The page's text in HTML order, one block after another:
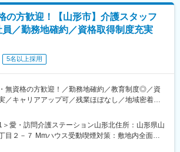
気です。
の専門看護師や認定看護師が所属しているため、
ェビナーなどで特殊な障がい・症状に対するケア
ができます。
社の定める業務
魅力】
を用意しているため職種未経験＆技術的な知識が
立ち上りが可能となっております。
ラスの調剤システムやIoT製品を扱っており、業務
技術に触れることが可能です。
前提の採用です。就業態度に問題がなければ原則
界トップクラスシェアを誇る優良企業の正社員と
可能です。（登用率98%、試験ノルマなし）
献：
に注力しており、これまで人の手でアナログに行わ
の方歓迎！【山形市】介護スタッフ
／勤務地確約／資格取得制度充実
5名以上採用
・無資格の方歓迎！／勤務地確約／教育制度◎／資
／キャリアアップ可／残業ほぼなし／地域密着型
験を積み、資格取得もしながら介護の専門職をめ
ます。
＞愛・訪問介護ステーション山形北住所：山形県山
目２－７ Mmハウス受動喫煙対策：敷地内全面禁
2＞愛・訪問介護ステーション山形住所：山形県山